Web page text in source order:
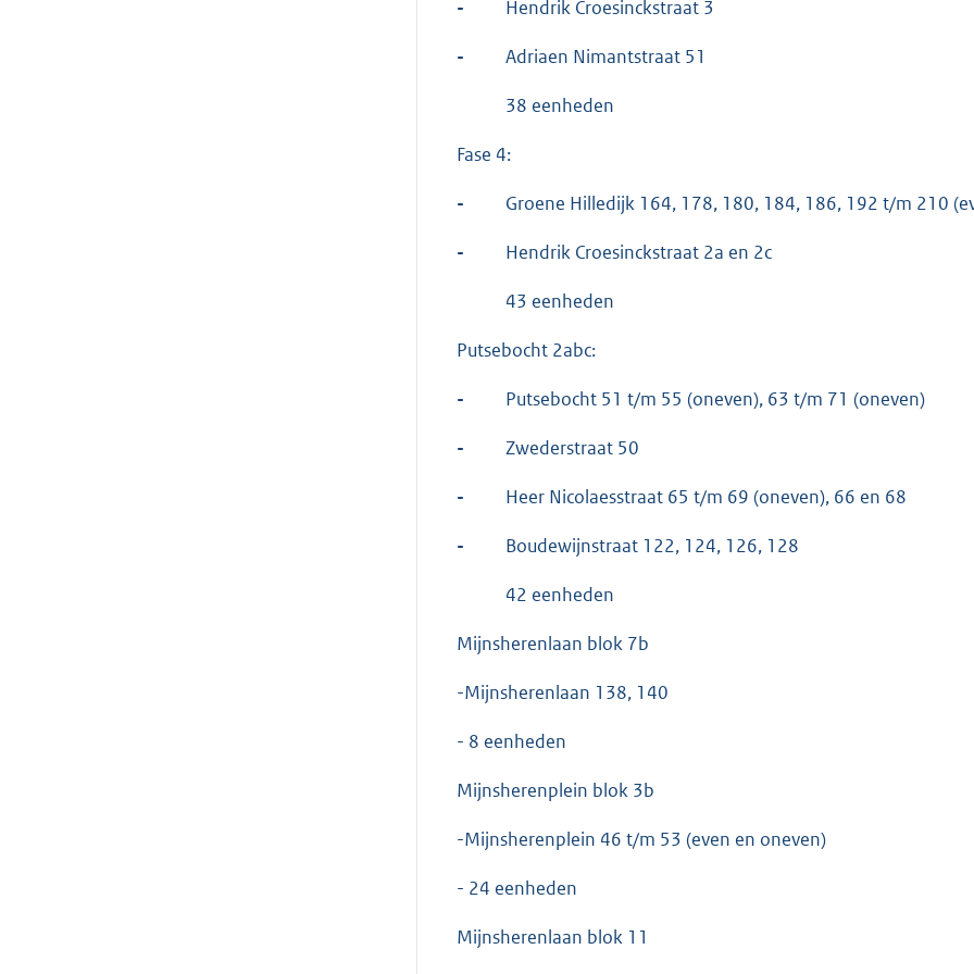
- Hendrik Croesinckstraat 3
- Adriaen Nimantstraat 51
38 eenheden
Fase 4:
- Groene Hilledijk 164, 178, 180, 184, 186, 192 t/m 210
- Hendrik Croesinckstraat 2a en 2c
43 eenheden
Putsebocht 2abc:
- Putsebocht 51 t/m 55 (oneven), 63 t/m 71 (oneven)
- Zwederstraat 50
- Heer Nicolaesstraat 65 t/m 69 (oneven), 66 en 68
- Boudewijnstraat 122, 124, 126, 128
42 eenheden
Mijnsherenlaan blok 7b
-Mijnsherenlaan 138, 140
- 8 eenheden
Mijnsherenplein blok 3b
-Mijnsherenplein 46 t/m 53 (even en oneven)
- 24 eenheden
Mijnsherenlaan blok 11